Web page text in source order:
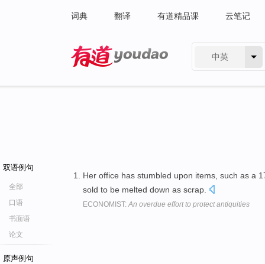
词典 翻译 有道精品课 云笔记
中英
双语例句
全部
口语
书面语
论文
原声例句
Her office has stumbled upon items, such as a
sold to be melted down as scrap.
ECONOMIST:An overdue effort to protect antiquities